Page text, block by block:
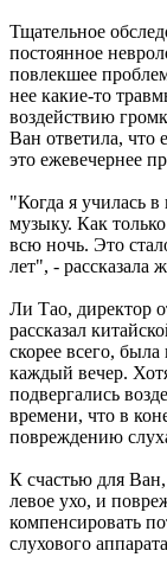
Тщательное
постоянное
повлекшее
нее какие-то
воздействию
Ван ответила, что
это ежевечернее
"Когда я училась
музыку. Как
всю ночь. Это
лет", - рассказала
Ли Тао, директор
рассказал
скорее всего,
каждый вечер.
подвергались
времени, что в
повреждению
К счастью для
левое ухо, и
компенсировать
слухового